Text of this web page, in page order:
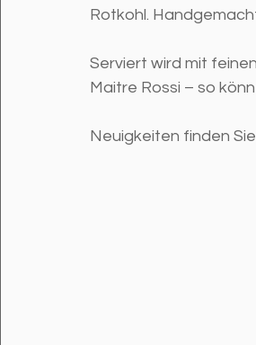
Rotkohl.
Serviert wird mit
Maitre Rossi – so
Neuigkeiten finden